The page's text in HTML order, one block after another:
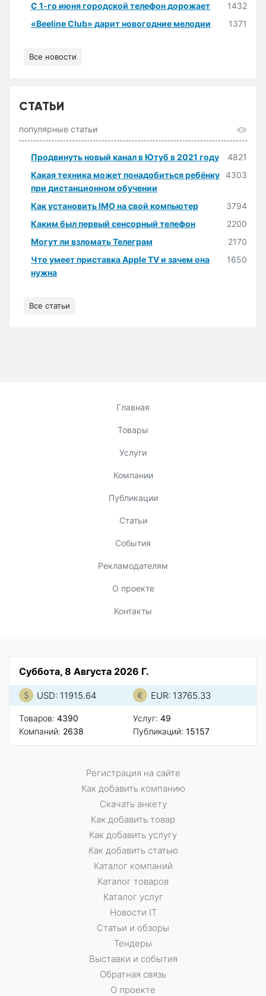
С 1-го июня городской телефон дорожает
1432
«Beeline Club» дарит новогодние мелодии
1371
Все новости
СТАТЬИ
популярные статьи
Продвинуть новый канал в Ютуб в 2021 году
4821
Какая техника может понадобиться ребёнку
при дистанционном обучении
4303
Как установить IMO на свой компьютер
3794
Каким был первый сенсорный телефон
2200
Могут ли взломать Телеграм
2170
Что умеет приставка Apple TV и зачем она
нужна
1650
Все статьи
Главная
Товары
Услуги
Компании
Публикации
Статьи
События
Рекламодателям
О проекте
Контакты
Суббота, 8 Августа 2026 Г.
USD: 11915.64 EUR: 13765.33
Товаров: 4390
Компаний: 2638
Услуг: 49
Публикаций: 15157
Регистрация на сайте
Как добавить компанию
Скачать анкету
Как добавить товар
Как добавить услугу
Как добавить статью
Каталог компаний
Каталог товаров
Каталог услуг
Новости IT
Статьи и обзоры
Тендеры
Выставки и события
Обратная связь
О проекте